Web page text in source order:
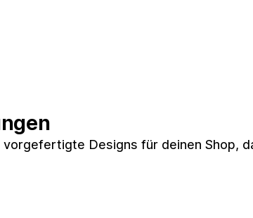
vorgefertigte Designs für deinen Shop,